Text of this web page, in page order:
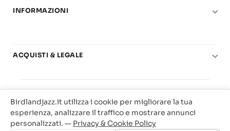
Chitarra
Basi play-along
Offerte
INFORMAZIONI
Carta del Docente
ACQUISTI & LEGALE
Privacy & Cookie
Traccia il tuo ordine
Birdland Milano. P.Iva 12093700156
Web Agency Milano
Birdlandjazz.it utilizza i cookie per migliorare la tua
esperienza, analizzare il traffico e mostrare annunci
personalizzati. — Privacy & Cookie Policy